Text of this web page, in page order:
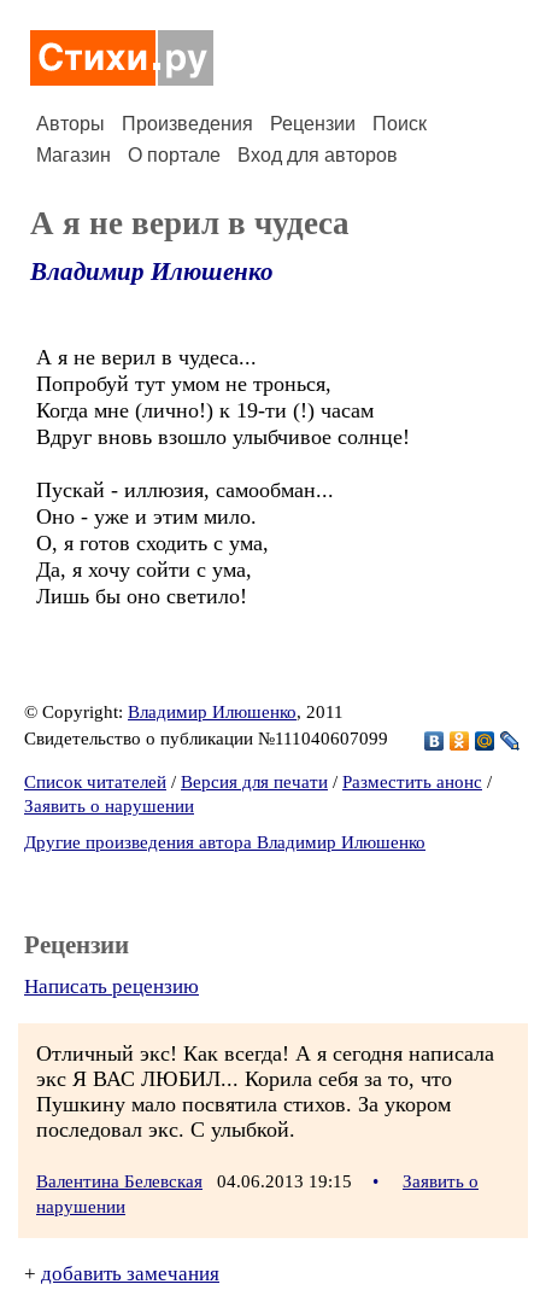
Авторы Произведения Рецензии
Поиск
Магазин
О портале Вход для авторов
А я не верил в чудеса
Владимир Илюшенко
А я не верил в чудеса...
Попробуй тут умом не тронься,
Когда мне (лично!) к 19-ти (!) часам
Вдруг вновь взошло улыбчивое солнце!
Пускай - иллюзия, самообман...
Оно - уже и этим мило.
О, я готов сходить с ума,
Да, я хочу сойти с ума,
Лишь бы оно светило!
© Copyright: Владимир Илюшенко, 2011
Свидетельство о публикации №111040607099
Список читателей / Версия для печати / Разместить анонс /
Заявить о нарушении
Другие произведения автора Владимир Илюшенко
Рецензии
Написать рецензию
Отличный экс! Как всегда! А я сегодня написала
экс Я ВАС ЛЮБИЛ... Корила себя за то, что
Пушкину мало посвятила стихов. За укором
последовал экс. С улыбкой.
Валентина Белевская 04.06.2013 19:15 •
Заявить о
нарушении
+ добавить замечания